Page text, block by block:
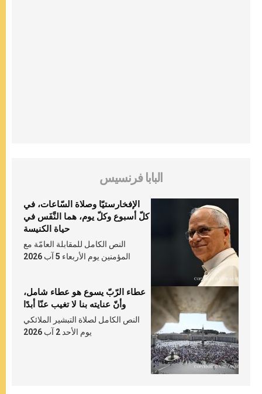
البابا فرنسيس
الإفخارستيّا وصلاة السّاعات، في
كلّ أسبوع وكلّ يوم، هما النَّفَس في
حياة الكنيسة
النص الكامل للمقابلة العامّة مع
المؤمنين يوم الأربعاء 5 آب 2026
عطاء الرّبّ يسوع هو عطاء شامل،
وأنّ عنايته بنا لا تغيب عنّا أبدًا
النص الكامل لصلاة التبشير الملائكي
يوم الأحد 2 آب 2026